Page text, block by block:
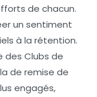
de chacun.
un sentiment
à la rétention.
des Clubs de
de remise de
engagés,